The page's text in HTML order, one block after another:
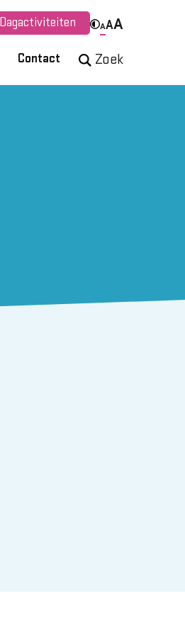
Dagactiviteiten AAA
Contact Zoek